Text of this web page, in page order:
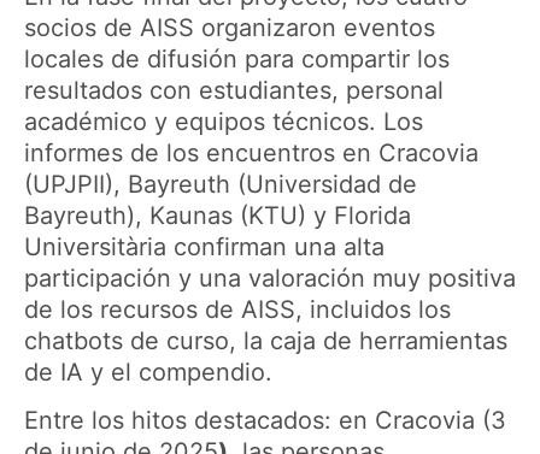
socios de AISS organizaron eventos
locales de difusión para compartir los
resultados con estudiantes, personal
académico y equipos técnicos. Los
informes de los encuentros en Cracovia
(UPJPII), Bayreuth (Universidad de
Bayreuth), Kaunas (KTU) y Florida
Universitària confirman una alta
participación y una valoración muy positiva
de los recursos de AISS, incluidos los
chatbots de curso, la caja de herramientas
de IA y el compendio.
Entre los hitos destacados: en Cracovia (3